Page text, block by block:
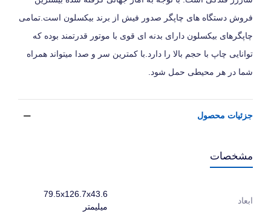
فروش دستگاه های چاپگر صدور فیش از برند بیکسلون است.تمامی
چاپگرهای بیکسلون دارای بدنه ای قوی با موتور قدرتمند بوده که
توانایی چاپ با حجم بالا را دارد.با کمترین سر و صدا میتواند همراه
شما در هر محیطی حمل شود.
جزئیات محصول
مشخصات
ابعاد
79.5x126.7x43.6
میلیمتر